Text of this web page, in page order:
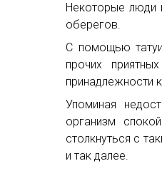
Некоторые люди
оберегов.
С помощью
прочих
принадлежности
Упоминая
организм
столкнуться с
и так далее.